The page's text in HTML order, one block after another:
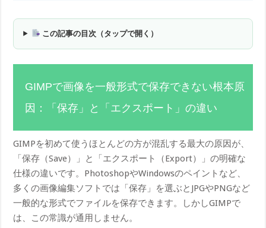
この記事の目次（タップで開く）
GIMPで画像を一般形式で保存できない根本原
因：「保存」と「エクスポート」の違い
GIMPを初めて使うほとんどの方が混乱する最大の原因が、
「保存（Save）」と「エクスポート（Export）」の明確な
仕様の違いです。PhotoshopやWindowsのペイントなど、
多くの画像編集ソフトでは「保存」を選ぶとJPGやPNGなど
一般的な形式でファイルを保存できます。しかしGIMPで
は、この常識が通用しません。